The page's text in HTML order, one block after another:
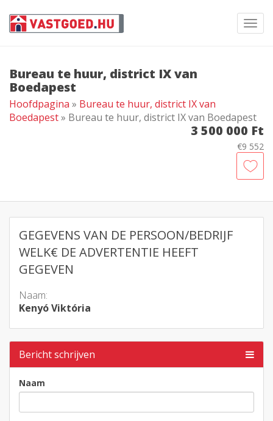
Bureau te huur, district IX van
Boedapest
Hoofdpagina » Bureau te huur, district IX van
Boedapest» Bureau te huur, district IX van Boedapest
3 500 000 Ft
€9 552
GEGEVENS VAN DE PERSOON/BEDRIJF
WELK€ DE ADVERTENTIE HEEFT
GEGEVEN
Naam:
Kenyó Viktória
Bericht schrijven
Naam